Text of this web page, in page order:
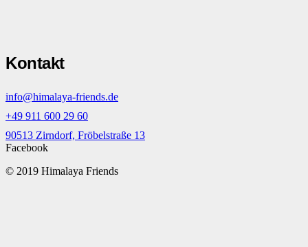
Kontakt
info@himalaya-friends.de
+49 911 600 29 60
90513 Zirndorf, Fröbelstraße 13
Facebook
© 2019 Himalaya Friends